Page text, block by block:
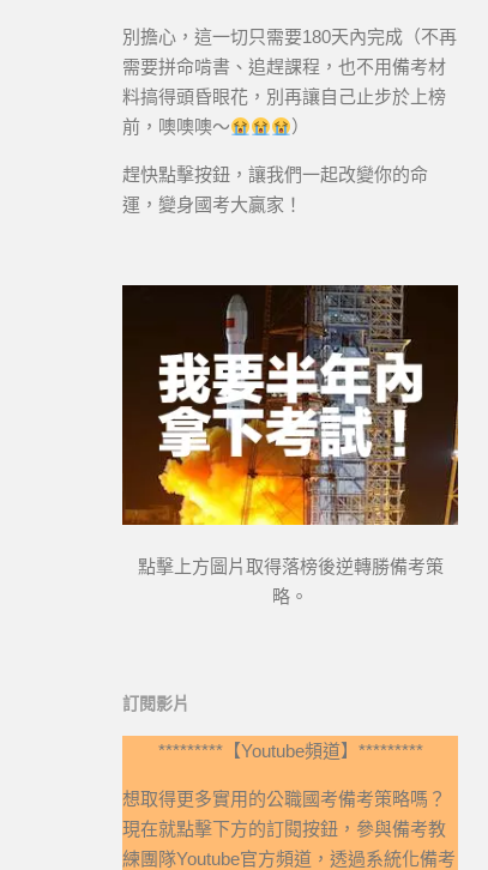
別擔心，這一切只需要180天內完成（不再
需要拼命啃書、追趕課程，也不用備考材
料搞得頭昏眼花，別再讓自己止步於上榜
前，噢噢噢～
）
趕快點擊按鈕，讓我們一起改變你的命
運，變身國考大贏家！
點擊上方圖片取得落榜後逆轉勝備考策
略。
訂閱影片
*********【Youtube頻道】*********
想取得更多實用的公職國考備考策略嗎？
現在就點擊下方的訂閱按鈕，參與備考教
練團隊Youtube官方頻道，透過系統化備考